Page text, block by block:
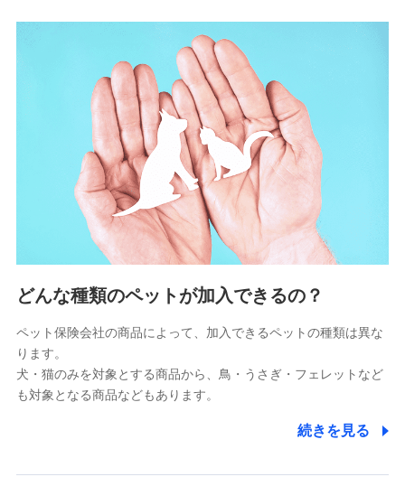
上記に係る連絡・手続き・管理等付帯業務を行うため
4.家族・友達紹介にて取得した個人情報
被紹介者への連絡、及び当社と取引のあるもしくは委託を受
けている保険会社・提携会社の保険その他に関する情報を提
供し、金融商品等の契約を勧奨するため
アンケートやキャンペーン等の実施のため
上記に係る連絡・手続き・管理等付帯業務を行うため
5.通話録音にて取得する情報
電話対応の品質向上およびお問合せ内容の正確な把握のため
6.採用応募者の個人情報
7.社員（従業者）の個人情報
人事･勤怠･健康・労務等の管理、給与支給、福利厚生・採用
退職関連処理等の各種手続きのため、当社と従業員または従
どんな種類のペットが加入できるの？
ペット保険会社の商品によって、加入できるペットの種類は異な
ります。
犬・猫のみを対象とする商品から、鳥・うさぎ・フェレットなど
も対象となる商品などもあります。
続きを見る